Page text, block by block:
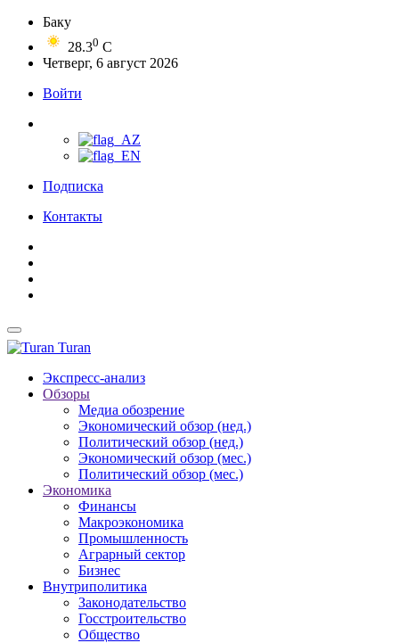
Баку
28.30 C
Четверг, 6 август 2026
Войти
Подписка
Контакты
Turan
Экспресс-анализ
Обзоры
Медиа обозрение
Экономический обзор (нед.)
Политический обзор (нед.)
Экономический обзор (мес.)
Политический обзор (мес.)
Экономика
Финансы
Макроэкономика
Промышленность
Аграрный сектор
Бизнес
Внутриполитика
Законодательство
Госстроительство
Общество